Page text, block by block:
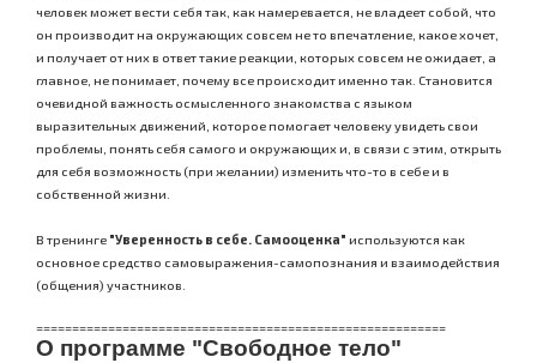
человек может вести себя так, как намеревается, не владеет собой, что
он производит на окружающих совсем не то впечатление, какое хочет,
и получает от них в ответ такие реакции, которых совсем не ожидает, а
главное, не понимает, почему все происходит именно так. Становится
очевидной важность осмысленного знакомства с языком
выразительных движений, которое помогает человеку увидеть свои
проблемы, понять себя самого и окружающих и, в связи с этим, открыть
для себя возможность (при желании) изменить что-то в себе и в
собственной жизни.
В тренинге "Уверенность в себе. Самооценка" используются как
основное средство самовыражения-самопознания и взаимодействия
(общения) участников.
=========================================================
О программе "Свободное тело"